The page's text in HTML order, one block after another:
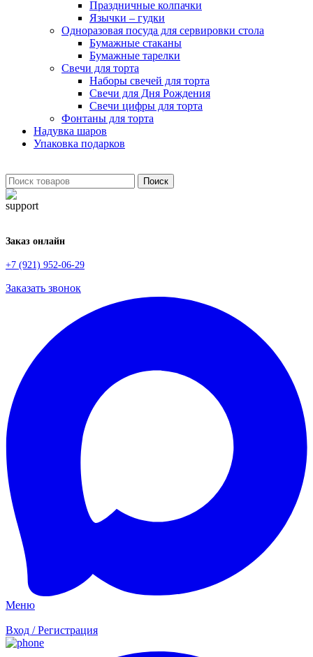
Праздничные колпачки
Язычки – гудки
Одноразовая посуда для сервировки стола
Бумажные стаканы
Бумажные тарелки
Свечи для торта
Наборы свечей для торта
Свечи для Дня Рождения
Свечи цифры для торта
Фонтаны для торта
Надувка шаров
Упаковка подарков
Поиск
Заказ онлайн
+7 (921) 952-06-29
Заказать звонок
Меню
Вход / Регистрация